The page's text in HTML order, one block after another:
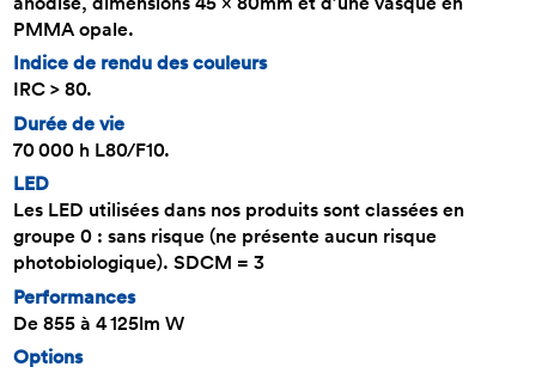
PMMA opale.
Indice de rendu des couleurs
IRC > 80.
Durée de vie
70 000 h L80/F10.
LED
Les LED utilisées dans nos produits sont classées en
groupe 0 : sans risque (ne présente aucun risque
photobiologique). SDCM = 3
Performances
De 855 à 4 125lm W
Options